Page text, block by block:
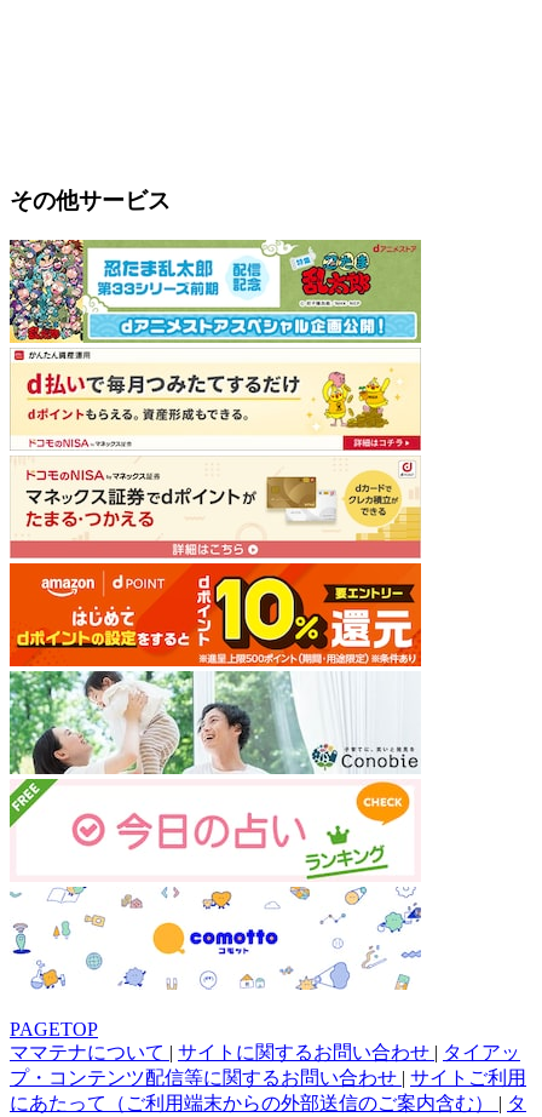
その他サービス
PAGETOP
ママテナについて | サイトに関するお問い合わせ | タイアッ
プ・コンテンツ配信等に関するお問い合わせ | サイトご利用
にあたって（ご利用端末からの外部送信のご案内含む） | タ